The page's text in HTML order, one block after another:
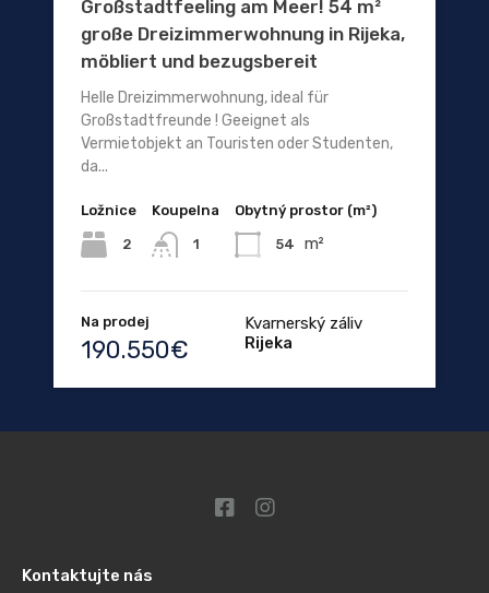
Großstadtfeeling am Meer! 54 m²
große Dreizimmerwohnung in Rijeka,
möbliert und bezugsbereit
Helle Dreizimmerwohnung, ideal für
Großstadtfreunde ! Geeignet als
Vermietobjekt an Touristen oder Studenten,
da...
Ložnice
2
Koupelna
1
Obytný prostor (m²)
54 m²
Na prodej
190.550€
Kvarnerský záliv
Rijeka
Kontaktujte nás